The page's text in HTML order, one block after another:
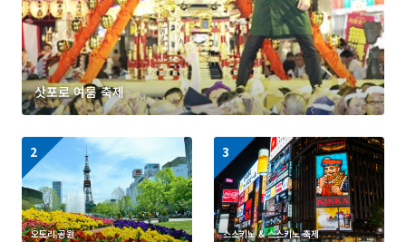
삿포로 여름 축제
오도리 공원
https://www.visit-
hokkaido.jp/kr/spot/det
ail_10004.html
스스키노 & 스스키노 축제
https://www.visit-
hokkaido.jp/kr/spot/det
ail_10009.html